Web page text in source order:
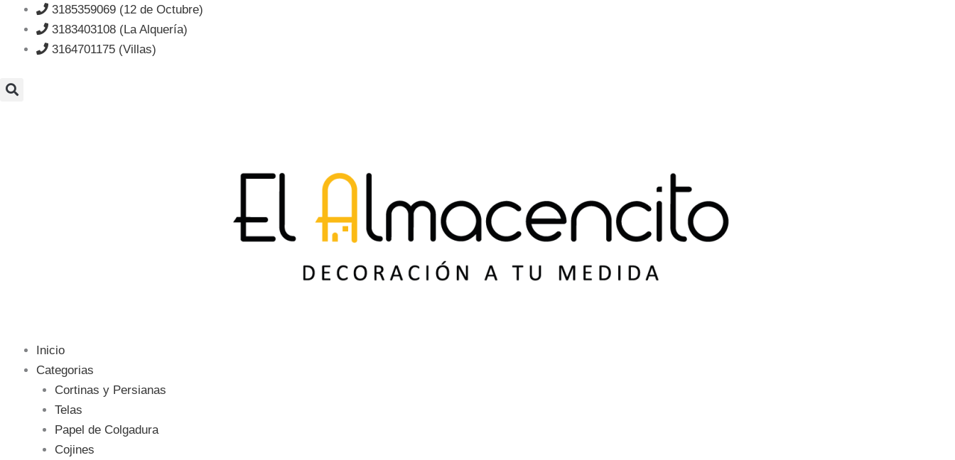
contenido
3185359069 (12 de Octubre)
3183403108 (La Alquería)
3164701175 (Villas)
Inicio
Categorias
Cortinas y Persianas
Telas
Papel de Colgadura
Cojines